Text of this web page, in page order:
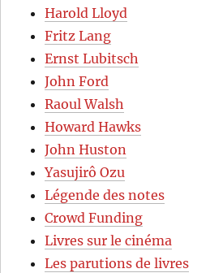
Harold Lloyd
Fritz Lang
Ernst Lubitsch
John Ford
Raoul Walsh
Howard Hawks
John Huston
Yasujirô Ozu
Légende des notes
Crowd Funding
Livres sur le cinéma
Les parutions de livres